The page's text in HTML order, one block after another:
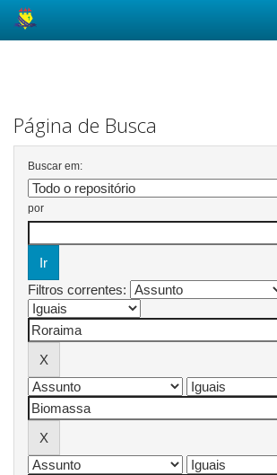
Página de Busca
Buscar em:
por
Filtros correntes: